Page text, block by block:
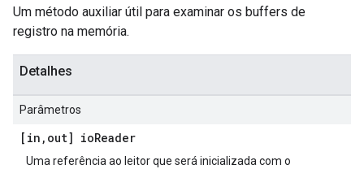
Um método auxiliar útil para examinar os buffers de
registro na memória.
Detalhes
Parâmetros
[in , out] ioReader
Uma referência ao leitor que será inicializada com o